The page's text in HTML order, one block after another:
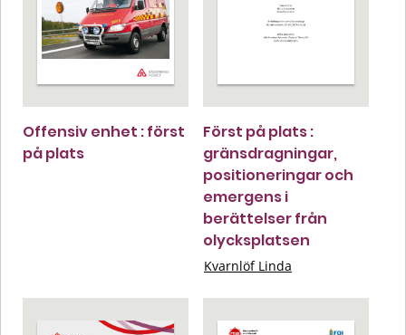
Offensiv enhet : först
på plats
Först på plats :
gränsdragningar,
positioneringar och
emergens i
berättelser från
olycksplatsen
Kvarnlöf Linda